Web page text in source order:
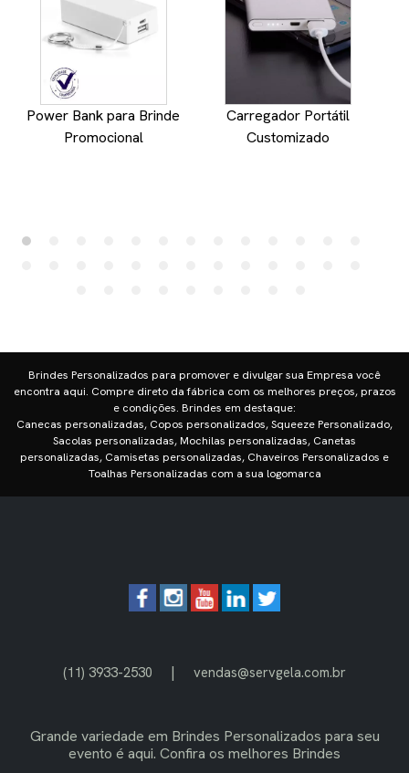
Power Bank para Brinde
Promocional
Carregador Portátil
Customizado
Brindes Personalizados para promover e divulgar sua Empresa você
encontra aqui. Compre direto da fábrica com os melhores preços, prazos
e condições. Brindes em destaque:
Canecas personalizadas, Copos personalizados, Squeeze Personalizado,
Sacolas personalizadas, Mochilas personalizadas, Canetas
personalizadas, Camisetas personalizadas, Chaveiros Personalizados e
Toalhas Personalizadas com a sua logomarca
(11) 3933-2530 | vendas@servgela.com.br
Grande variedade em Brindes Personalizados para seu
evento é aqui. Confira os melhores Brindes